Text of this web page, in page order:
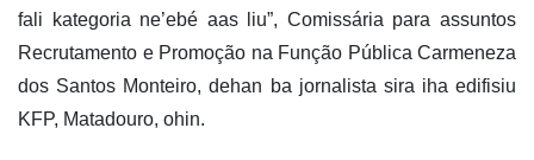
fali kategoria ne’ebé aas liu”, Comissária para assuntos
Recrutamento e Promoção na Função Pública Carmeneza
dos Santos Monteiro, dehan ba jornalista sira iha edifisiu
KFP, Matadouro, ohin.